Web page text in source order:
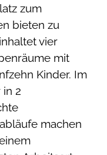
zum
bieten zu
vier
mit
Kinder. Im
2
machen